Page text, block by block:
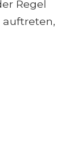
Regel
auftreten,